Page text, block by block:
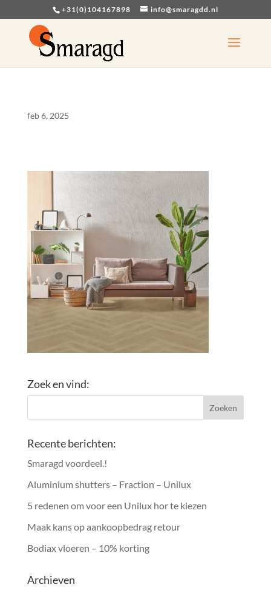
+31(0)104167898 info@smaragdd.nl
feb 6, 2025
Zoek en vind:
Recente berichten:
Smaragd voordeel.!
Aluminium shutters – Fraction – Unilux
5 redenen om voor een Unilux hor te kiezen
Maak kans op aankoopbedrag retour
Bodiax vloeren – 10% korting
Archieven